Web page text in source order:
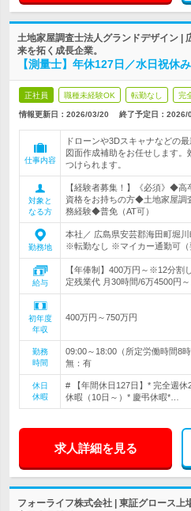
土地家屋調査士法人グランドデザイン |
来を拓く成長企業。
【測量士】年休127日／水日祝休
正社員 職種未経験OK 転勤なし 完
情報更新日：2026/03/20 終了予定日： 2026/
仕事内容
ドローンや3Dスキャナなどの
図面作成補助をお任せします
つけられます。
対象と
なる方
【経験者募集！】《必須》◆
資格をお持ちの方◆土地家屋調
務経験◆普免（AT可）
勤務地
本社／ 広島県安芸郡海田町堀
※転勤なし ※マイカー通勤可（
給与
【年俸制】400万円～※12分割
定残業代 月30時間/6万4500円
初年度
年収
400万円～750万円
勤務
時間
09:00～18:00（所定労働時間8
無：有
休日
休暇
# 【年間休日127日】* 完全週
休暇（10日～）* 慶弔休暇*…
求人詳細を見る
フォーライフ株式会社 | 東証グロース